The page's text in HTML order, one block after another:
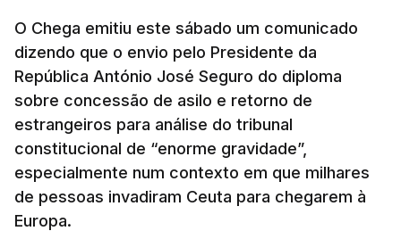
O Chega emitiu este sábado um comunicado
dizendo que o envio pelo Presidente da
República António José Seguro do diploma
sobre concessão de asilo e retorno de
estrangeiros para análise do tribunal
constitucional de “enorme gravidade”,
especialmente num contexto em que milhares
de pessoas invadiram Ceuta para chegarem à
Europa.